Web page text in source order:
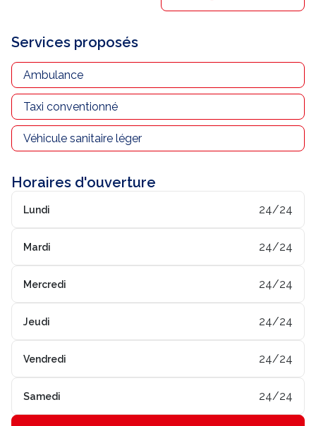
Services proposés
Ambulance
Taxi conventionné
Véhicule sanitaire léger
Horaires d'ouverture
Lundi 24/24
Mardi 24/24
Mercredi 24/24
Jeudi 24/24
Vendredi 24/24
Samedi 24/24